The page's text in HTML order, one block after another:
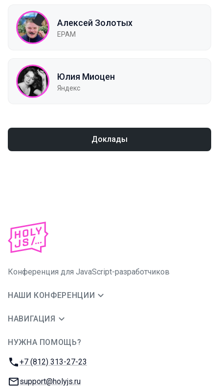
Алексей Золотых
EPAM
Юлия Миоцен
Яндекс
Доклады
Конференция для JavaScript-разработчиков
НАШИ КОНФЕРЕНЦИИ
НАВИГАЦИЯ
НУЖНА ПОМОЩЬ?
Телефон:
+7 (812) 313-27-23
E-mail:
support@holyjs.ru